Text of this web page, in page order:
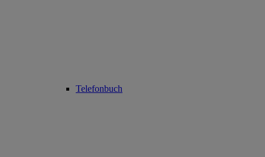
Telefonbuch